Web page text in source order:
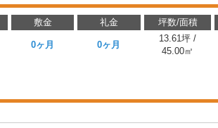
敷金 礼金 坪数/面積
0ヶ月 0ヶ月
13.61坪 /
45.00㎡